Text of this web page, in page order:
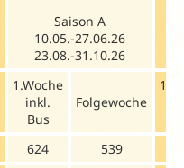
Saison A
10.05.-27.06.26
23.08.-31.10.26
1.Woche
inkl.
Bus
Folgewoche
624 539